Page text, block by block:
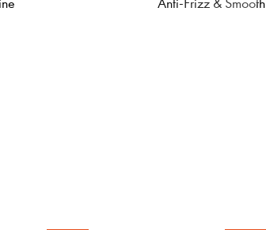
Anti-Frizz & Smooth